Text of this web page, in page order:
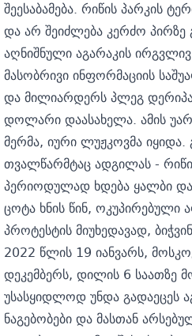
შეესაბამება. რიწის პარკის
და არ შეიძლება კერძო პირზე
აღნიშნული აგარაკის
მასობრივი ინფორმაციის
და მილიარდერს პლეგ
დოლარი დაასახელა. ამის
მერმა, იური ლუჟკოვმა
თვალწარმტაც ადგილას -
პერიოდულად ხდება ყალბი და
ცოტა ხნის წინ, ოკუპირებული
პროტესტის მიუხედავად,
2022 წლის 19 იანვარს,
დეკემბერს, დილის 6 საათზე
უსასყიდლოდ უნდა გადაეცეს
ნაგებობები და მასთან